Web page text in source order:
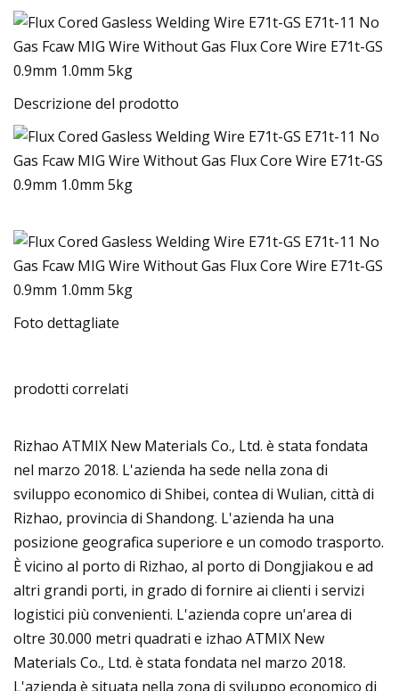
Descrizione del prodotto
Foto dettagliate
prodotti correlati
Rizhao ATMIX New Materials Co., Ltd. è stata fondata
nel marzo 2018. L'azienda ha sede nella zona di
sviluppo economico di Shibei, contea di Wulian, città di
Rizhao, provincia di Shandong. L'azienda ha una
posizione geografica superiore e un comodo trasporto.
È vicino al porto di Rizhao, al porto di Dongjiakou e ad
altri grandi porti, in grado di fornire ai clienti i servizi
logistici più convenienti. L'azienda copre un'area di
oltre 30.000 metri quadrati e izhao ATMIX New
Materials Co., Ltd. è stata fondata nel marzo 2018.
L'azienda è situata nella zona di sviluppo economico di